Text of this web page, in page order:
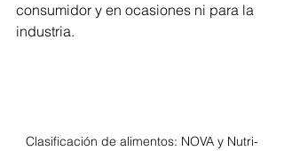
consumidor y en ocasiones ni para la
industria.
Clasificación de alimentos: NOVA y Nutri-